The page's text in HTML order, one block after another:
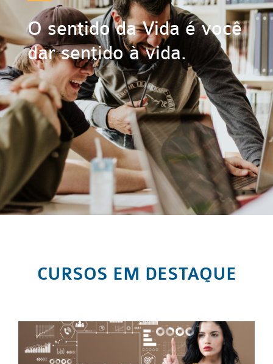
O sentido da Vida é você
dar sentido à vida.
CURSOS EM DESTAQUE